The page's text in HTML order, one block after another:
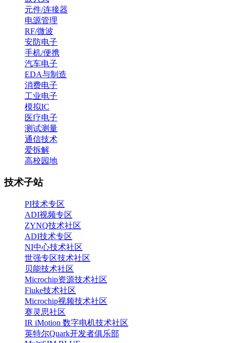
元件/连接器
电源管理
RF/微波
安防电子
手机/便携
汽车电子
EDA与制造
消费电子
工业电子
模拟IC
医疗电子
测试测量
通信技术
爱拆解
高校园地
技术子站
PI技术专区
ADI视频专区
ZYNQ技术社区
ADI技术专区
NI中心技术社区
世强专区技术社区
贝能技术社区
Microchip资源技术社区
Fluke技术社区
Microchip视频技术社区
赛灵思社区
IR iMotion 数字电机技术社区
英特尔Quark开发者俱乐部